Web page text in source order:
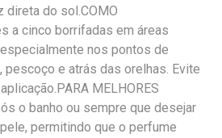
direta do sol.COMO
a cinco borrifadas em áreas
nos pontos de
pescoço e atrás das orelhas. Evite
MELHORES
o banho ou sempre que desejar
permitindo que o perfume